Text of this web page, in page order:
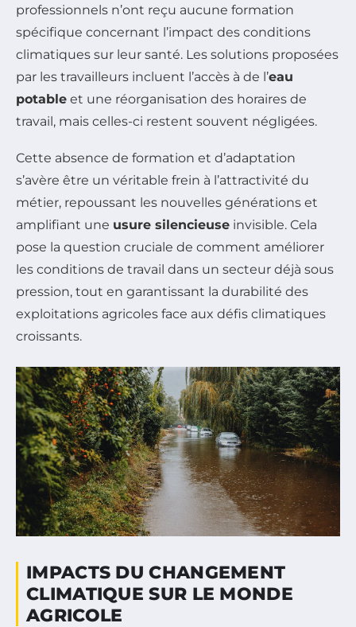
professionnels n’ont reçu aucune formation
spécifique concernant l’impact des conditions
climatiques sur leur santé. Les solutions proposées
par les travailleurs incluent l’accès à de l’eau
potable et une réorganisation des horaires de
travail, mais celles-ci restent souvent négligées.
Cette absence de formation et d’adaptation
s’avère être un véritable frein à l’attractivité du
métier, repoussant les nouvelles générations et
amplifiant une usure silencieuse invisible. Cela
pose la question cruciale de comment améliorer
les conditions de travail dans un secteur déjà sous
pression, tout en garantissant la durabilité des
exploitations agricoles face aux défis climatiques
croissants.
IMPACTS DU CHANGEMENT
CLIMATIQUE SUR LE MONDE
AGRICOLE